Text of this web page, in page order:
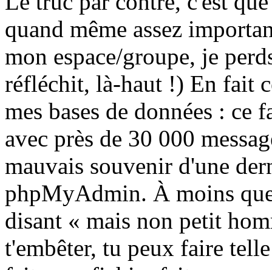
quand même assez
mon espace/groupe, je
réfléchit, là-haut !) En fait
mes bases de données :
avec près de 30 000
mauvais souvenir d'une
phpMyAdmin. À moins
disant « mais non petit
t'embêter, tu peux faire